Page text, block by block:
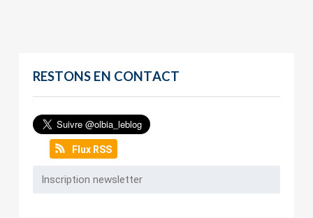
RESTONS EN CONTACT
Flux RSS